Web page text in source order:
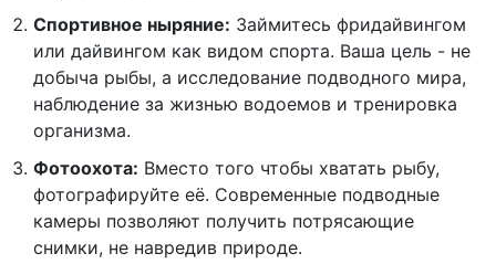
Спортивное ныряние: Займитесь фридайвингом
или дайвингом как видом спорта. Ваша цель - не
добыча рыбы, а исследование подводного мира,
наблюдение за жизнью водоемов и тренировка
организма.
Фотоохота: Вместо того чтобы хватать рыбу,
фотографируйте её. Современные подводные
камеры позволяют получить потрясающие
снимки, не навредив природе.